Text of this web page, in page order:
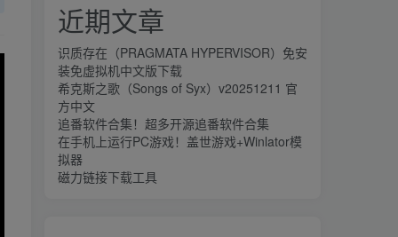
游戏下载
点这里支持正版
游戏截图
近期文章
识质存在（PRAGMATA HYPERVISOR）免安
装免虚拟机中文版下载
希克斯之歌（Songs of Syx）v20251211 官
方中文
追番软件合集！超多开源追番软件合集
在手机上运行PC游戏！盖世游戏+Winlator模
拟器
磁力链接下载工具